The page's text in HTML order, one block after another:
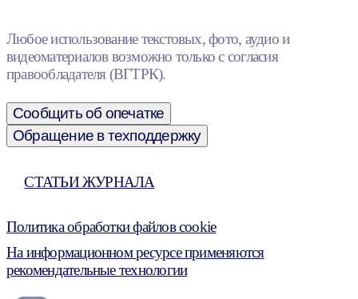
Любое использование текстовых, фото, аудио и
видеоматериалов возможно только с согласия
правообладателя (ВГТРК).
Сообщить об опечатке
Обращение в техподдержку
СТАТЬИ ЖУРНАЛА
Политика обработки файлов cookie
На информационном ресурсе применяются
рекомендательные технологии